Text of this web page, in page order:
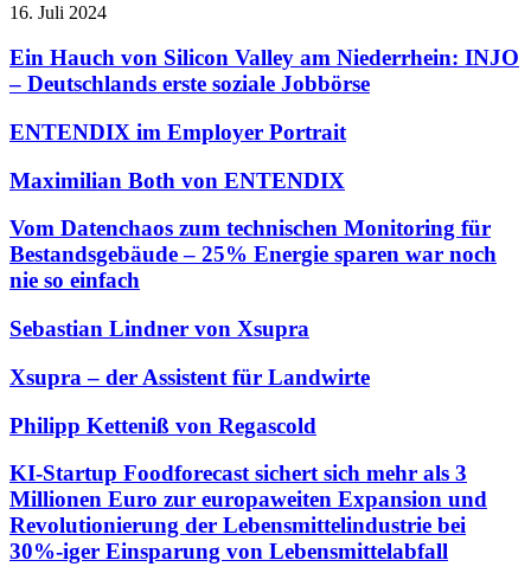
16. Juli 2024
Ein Hauch von Silicon Valley am Niederrhein: INJO
– Deutschlands erste soziale Jobbörse
ENTENDIX im Employer Portrait
Maximilian Both von ENTENDIX
Vom Datenchaos zum technischen Monitoring für
Bestandsgebäude – 25% Energie sparen war noch
nie so einfach
Sebastian Lindner von Xsupra
Xsupra – der Assistent für Landwirte
Philipp Ketteniß von Regascold
KI-Startup Foodforecast sichert sich mehr als 3
Millionen Euro zur europaweiten Expansion und
Revolutionierung der Lebensmittelindustrie bei
30%-iger Einsparung von Lebensmittelabfall